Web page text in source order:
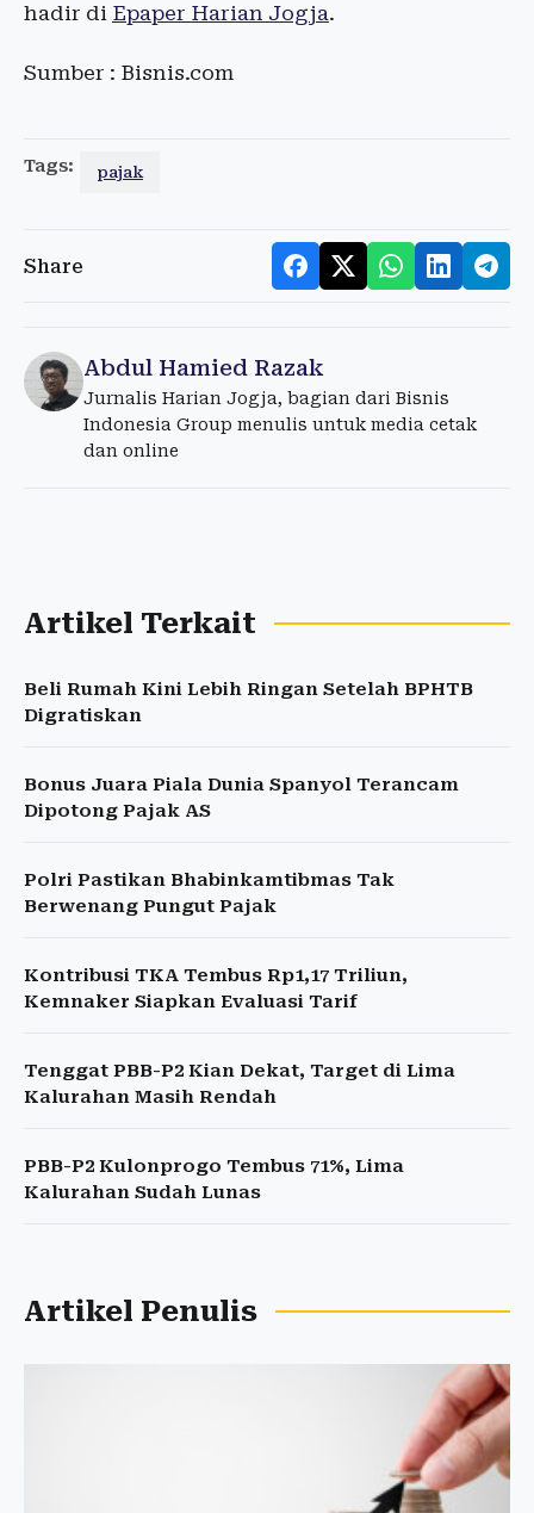
hadir di Epaper Harian Jogja.
Sumber : Bisnis.com
Tags: pajak
Share
Abdul Hamied Razak
Jurnalis Harian Jogja, bagian dari Bisnis
Indonesia Group menulis untuk media cetak
dan online
Artikel Terkait
Beli Rumah Kini Lebih Ringan Setelah BPHTB
Digratiskan
Bonus Juara Piala Dunia Spanyol Terancam
Dipotong Pajak AS
Polri Pastikan Bhabinkamtibmas Tak
Berwenang Pungut Pajak
Kontribusi TKA Tembus Rp1,17 Triliun,
Kemnaker Siapkan Evaluasi Tarif
Tenggat PBB-P2 Kian Dekat, Target di Lima
Kalurahan Masih Rendah
PBB-P2 Kulonprogo Tembus 71%, Lima
Kalurahan Sudah Lunas
Artikel Penulis